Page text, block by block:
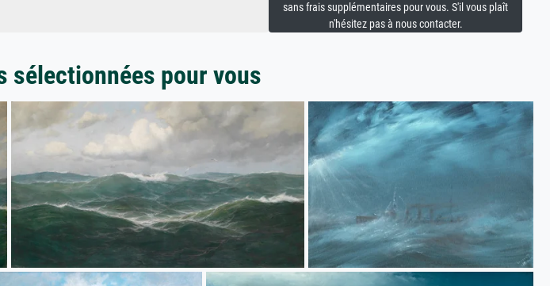
sans frais supplémentaires pour vous. S'il vous plaît
n'hésitez pas à nous contacter.
pour vous